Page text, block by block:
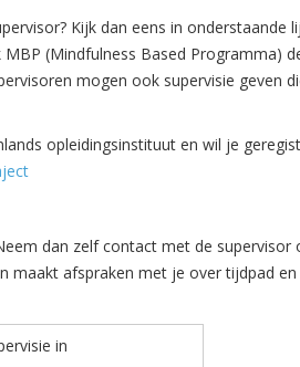
Kijk dan eens in
(Mindfulness Based Programma)
mogen ook supervisie geven
opleidingsinstituut en wil je
dan zelf contact met de
maakt afspraken met je over tijdpad en
in